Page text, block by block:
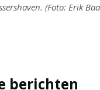
(Foto: Erik
berichten